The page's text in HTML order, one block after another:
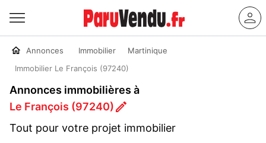
Annonces Immobilier
Martinique
Immobilier Le François (97240)
Annonces immobilières à
Le François (97240)
Tout pour votre projet immobilier